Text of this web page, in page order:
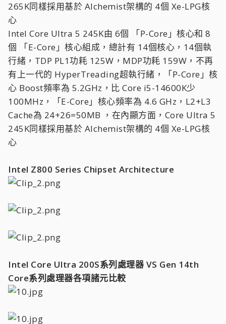
265K同樣採用基於 Alchemist架構的 4個 Xe-LPG核
心
Intel Core Ultra 5 245K由 6個 「P-Core」核心和 8
個 「E-Core」核心組成，總計有 14個核心，14個執
行緒，TDP PL1功耗 125W，MDP功耗 159W，不再
有上一代的 HyperTreading超執行緒，「P-Core」核
心 Boost頻率為 5.2GHz，比 Core i5-14600K少
100MHz，「E-Core」核心頻率為 4.6 GHz，L2+L3
Cache為 24+26=50MB ，在內顯方面，Core Ultra 5
245K同樣採用基於 Alchemist架構的 4個 Xe-LPG核
心
Intel Z800 Series Chipset Architecture
Intel Core Ultra 200S系列處理器 VS Gen 14th
Core系列處理器各項諸元比較